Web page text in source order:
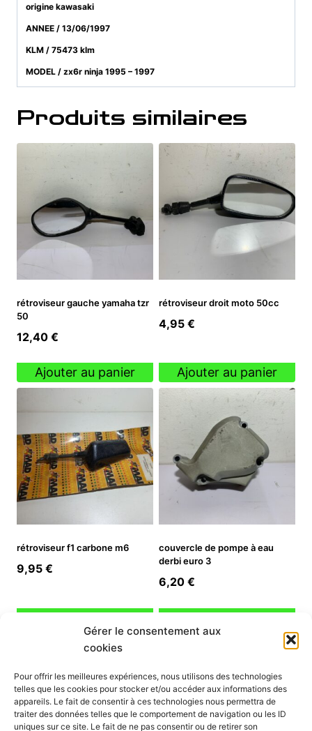
Gérer le consentement aux
cookies
Pour offrir les meilleures expériences, nous utilisons des technologies
telles que les cookies pour stocker et/ou accéder aux informations des
appareils. Le fait de consentir à ces technologies nous permettra de
traiter des données telles que le comportement de navigation ou les ID
uniques sur ce site. Le fait de ne pas consentir ou de retirer son
origine kawasaki
ANNEE / 13/06/1997
KLM / 75473 klm
MODEL / zx6r ninja 1995 – 1997
Produits similaires
rétroviseur gauche yamaha tzr
50
12,40 €
Ajouter au panier
rétroviseur droit moto 50cc
4,95 €
Ajouter au panier
rétroviseur f1 carbone m6
9,95 €
Ajouter au panier
couvercle de pompe à eau
derbi euro 3
6,20 €
Ajouter au panier
INFORMATION
Mon compte
Nous contacter